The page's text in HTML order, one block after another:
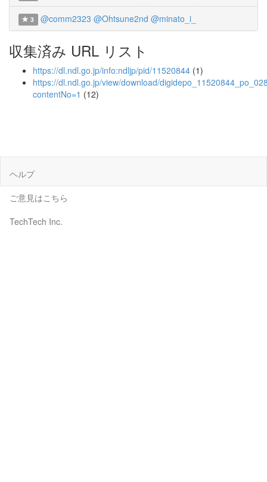
3 @comm2323 @Ohtsune2nd @minato_i_
収集済み URL リスト
https://dl.ndl.go.jp/info:ndljp/pid/11520844 (1)
https://dl.ndl.go.jp/view/download/
contentNo=1 (12)
ヘルプ
ご意見はこちら
TechTech Inc.